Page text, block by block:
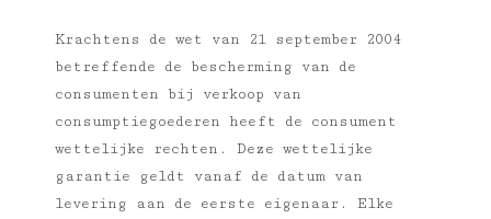
Krachtens de wet van 21 september 2004
betreffende de bescherming van de
consumenten bij verkoop van
consumptiegoederen heeft de consument
wettelijke rechten. Deze wettelijke
garantie geldt vanaf de datum van
levering aan de eerste eigenaar. Elke